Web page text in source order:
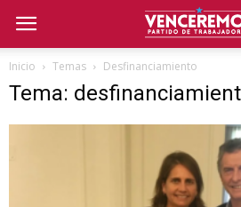
Inicio Temas Desfinanciamiento
Tema: